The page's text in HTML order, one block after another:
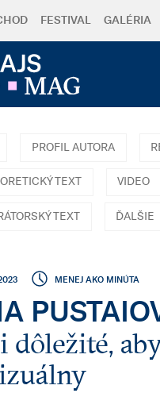
FESTIVAL GALÉRIA
PROFIL AUTORA
TEXT VIDEO
TEXT ĎALŠIE
MENEJ AKO MINÚTA
dôležité,